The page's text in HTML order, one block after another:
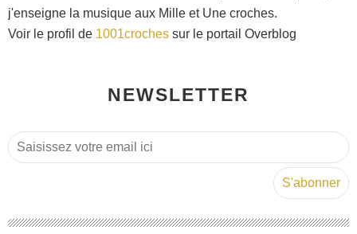
j'enseigne la musique aux Mille et Une croches.
Voir le profil de 1001croches sur le portail Overblog
NEWSLETTER